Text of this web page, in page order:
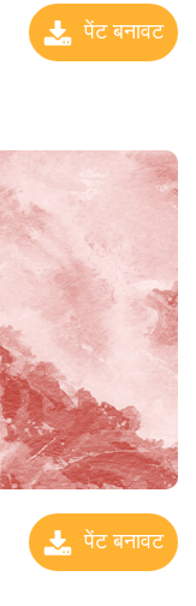
पेंट बनावट
पेंट बनावट